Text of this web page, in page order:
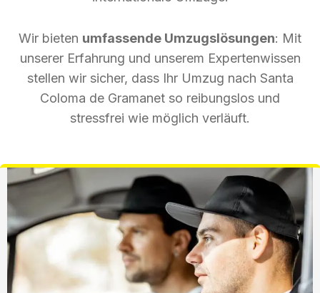
Wir bieten umfassende Umzugslösungen: Mit
unserer Erfahrung und unserem Expertenwissen
stellen wir sicher, dass Ihr Umzug nach Santa
Coloma de Gramanet so reibungslos und
stressfrei wie möglich verläuft.